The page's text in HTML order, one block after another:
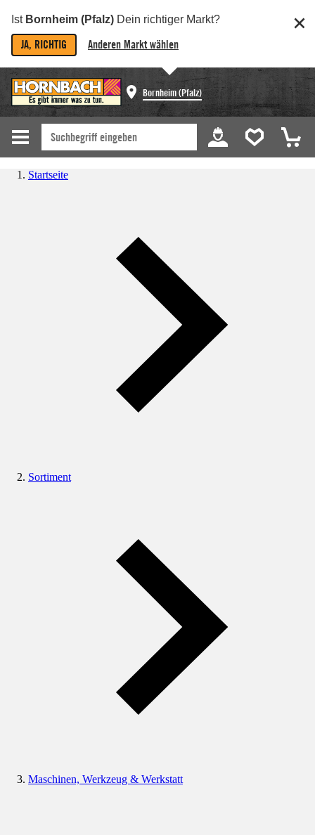
Ist Bornheim (Pfalz) Dein richtiger Markt?
JA, RICHTIG Anderen Markt wählen
Bornheim (Pfalz)
Startseite
Sortiment
Maschinen, Werkzeug & Werkstatt